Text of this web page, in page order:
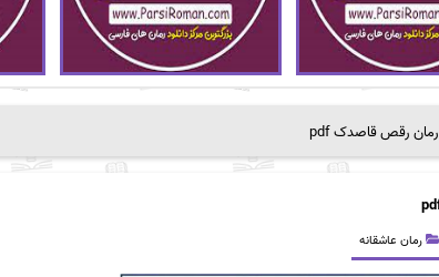
رمان رقص قاصدک pdf
رمان عاشقانه